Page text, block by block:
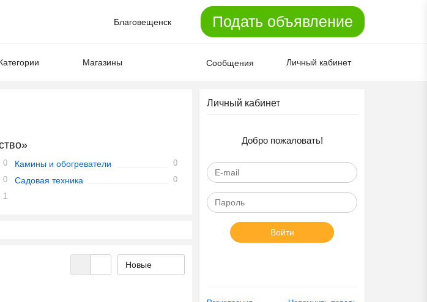
Благовещенск Подать объявление
Магазины Сообщения Личный кабинет
0 Камины и обогреватели 0
0 Садовая техника 0
1
Личный кабинет
Добро пожаловать!
Войти